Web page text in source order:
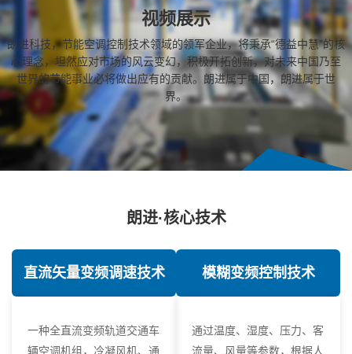
视频展示
朗进科技，节能空调控制技术领域的领军企业，将秉承“德益中慧”的核
心理念，坦然应对市场的风云变幻，积极开拓创新，对未来中国乃至
世界的节能事业必将做出应有的贡献。朗进属于中国，朗进属于世
界。
朗进·核心技术
直流矢量变频调速技术
一种全直流变频轨道交通车
辆空调机组，冷凝风机、通
模糊变频控制技术
通过温度、湿度、压力、客
流量、风量等参数，根据人